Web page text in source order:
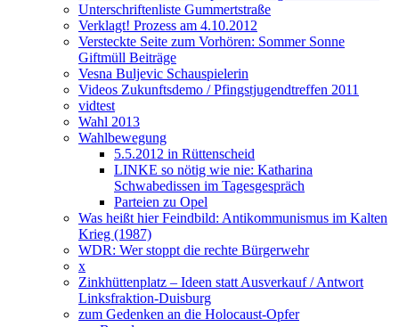
Unterschriftenliste Gummertstraße
Verklagt! Prozess am 4.10.2012
Versteckte Seite zum Vorhören: Sommer Sonne
Giftmüll Beiträge
Vesna Buljevic Schauspielerin
Videos Zukunftsdemo / Pfingstjugendtreffen 2011
vidtest
Wahl 2013
Wahlbewegung
5.5.2012 in Rüttenscheid
LINKE so nötig wie nie: Katharina
Schwabedissen im Tagesgespräch
Parteien zu Opel
Was heißt hier Feindbild: Antikommunismus im Kalten
Krieg (1987)
WDR: Wer stoppt die rechte Bürgerwehr
x
Zinkhüttenplatz – Ideen statt Ausverkauf / Antwort
Linksfraktion-Duisburg
zum Gedenken an die Holocaust-Opfer